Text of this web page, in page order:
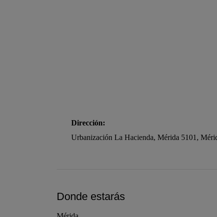
Dirección:
Urbanización La Hacienda, Mérida 5101,
Donde estarás